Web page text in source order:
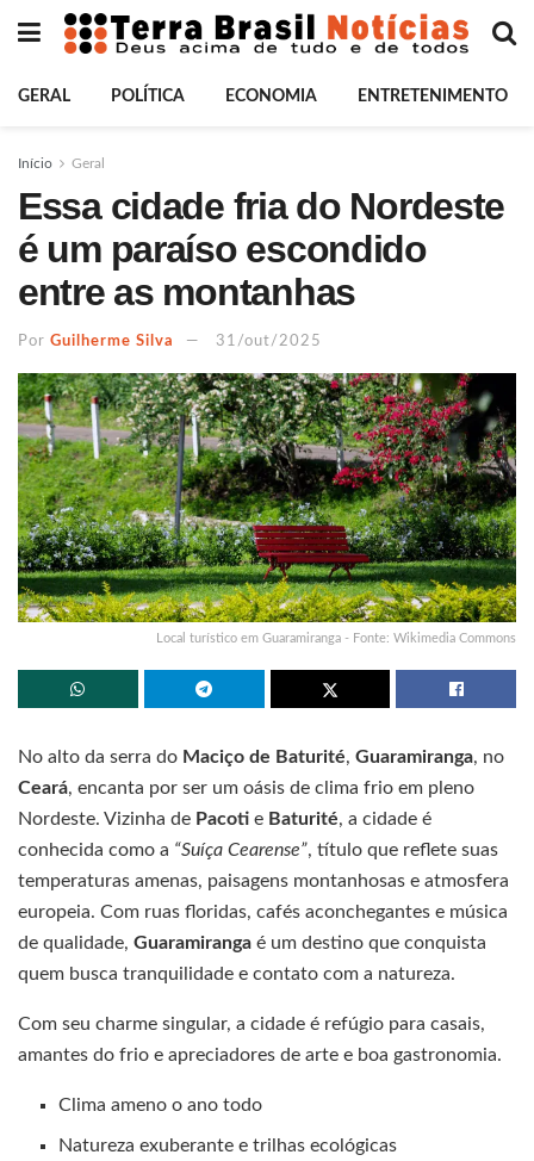
GERAL POLÍTICA ECONOMIA ENTRETENIMENTO
Início Geral
Essa cidade fria do Nordeste
é um paraíso escondido
entre as montanhas
Por Guilherme Silva 31/out/2025
Local turístico em Guaramiranga - Fonte: Wikimedia Commons
No alto da serra do Maciço de Baturité, Guaramiranga, no
Ceará, encanta por ser um oásis de clima frio em pleno
Nordeste. Vizinha de Pacoti e Baturité, a cidade é
conhecida como a “Suíça Cearense”, título que reflete suas
temperaturas amenas, paisagens montanhosas e atmosfera
europeia. Com ruas floridas, cafés aconchegantes e música
de qualidade, Guaramiranga é um destino que conquista
quem busca tranquilidade e contato com a natureza.
Com seu charme singular, a cidade é refúgio para casais,
amantes do frio e apreciadores de arte e boa gastronomia.
Clima ameno o ano todo
Natureza exuberante e trilhas ecológicas